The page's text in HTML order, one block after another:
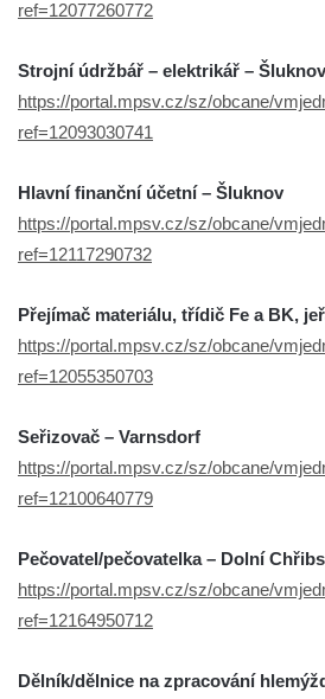
ref=12077260772
Strojní údržbář – elektrikář – Šluknov
https://portal.mpsv.cz/sz/obcane/
ref=12093030741
Hlavní finanční účetní – Šluknov
https://portal.mpsv.cz/sz/obcane/
ref=12117290732
Přejímač materiálu, třídič Fe a BK,
https://portal.mpsv.cz/sz/obcane/
ref=12055350703
Seřizovač – Varnsdorf
https://portal.mpsv.cz/sz/obcane/
ref=12100640779
Pečovatel/pečovatelka – Dolní
https://portal.mpsv.cz/sz/obcane/
ref=12164950712
Dělník/dělnice na zpracování